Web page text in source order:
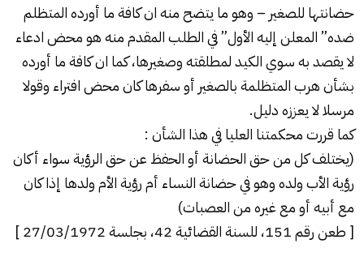
حضانتها للصغير – وهو ما يتضح منه ان كافة ما أورده المتظلم
ضده” المعلن إليه الأول” في الطلب المقدم منه هو محض ادعاء
لا يقصد به سوي الكيد لمطلقته وصغيرها، كما ان كافة ما أورده
بشأن هرب المتظلمة بالصغير أو سفرها كان محض افتراء وقولا
مرسلا لا يعززه دليل.
كما قررت محكمتنا العليا في هذا الشأن :
(يختلف كل من حق الحضانة أو الحفظ عن حق الرؤية سواء أكان
رؤية الأب ولده وهو في حضانة النساء أم رؤية الأم ولدها إذا كان
مع أبيه أو مع غيره من العصبات)
[ طعن رقم 151، للسنة القضائية 42، بجلسة 27/03/1972 ]